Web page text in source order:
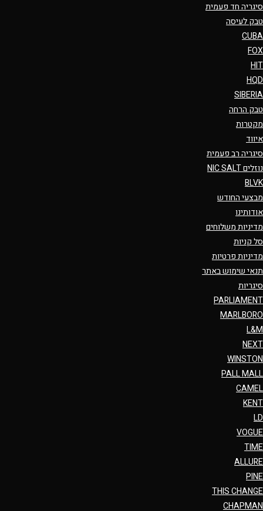
סיגריה חד פעמית
טבק לעיסה
CUBA
FOX
HIT
HQD
SIBERIA
טבק הרחה
מקטרות
איווד
סיגריה רב פעמית
נוזלים NIC SALT
BLVK
מבצעי החודש
אודותינו
מדיניות משלוחים
סל קניות
מדיניות פרטיות
תנאי שימוש באתר
סיגריות
PARLIAMENT
MARLBORO
L&M
NEXT
WINSTON
PALL MALL
CAMEL
KENT
LD
VOGUE
TIME
ALLURE
PINE
THIS CHANGE
CHAPMAN